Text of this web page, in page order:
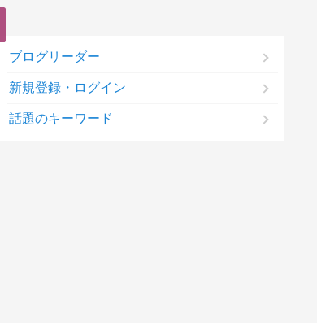
ブログリーダー
新規登録・ログイン
話題のキーワード